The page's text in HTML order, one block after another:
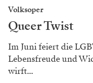
Volksoper
Queer Twist
Im Juni feiert die
Lebensfreude und
wirft...